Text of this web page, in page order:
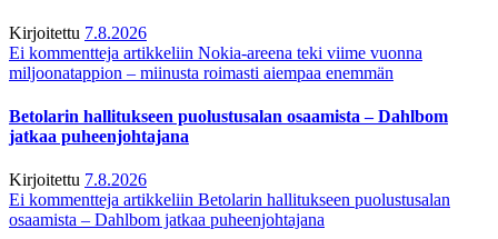
Kirjoitettu 7.8.2026
Ei kommentteja artikkeliin Nokia-areena teki viime vuonna
miljoonatappion – miinusta roimasti aiempaa enemmän
Betolarin hallitukseen puolustusalan osaamista – Dahlbom
jatkaa puheenjohtajana
Kirjoitettu 7.8.2026
Ei kommentteja artikkeliin Betolarin hallitukseen puolustusalan
osaamista – Dahlbom jatkaa puheenjohtajana